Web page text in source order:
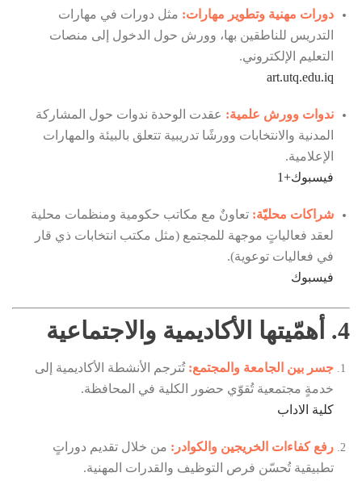
دورات مهنية وتطوير مهارات: مثل دورات في مهارات
التدريس للناطقين بها، وورش حول الدخول إلى منصات
التعليم الإلكتروني.
art.utq.edu.iq
ندوات وورش علمية: عقدت الوحدة ندوات حول المشاركة
المدنية والانتخابات وورشًا تدريبية تتعلق بالبيئة والمهارات
الإعلامية.
فيسبوك+1
شراكات محليّة: تعاونٌ مع مكاتب حكومية ومنظمات محلية
لعقد فعالياتٍ موجهة للمجتمع (مثل مكتب انتخابات ذي قار
في فعاليات توعوية).
فيسبوك
4. أهمّيتها الأكاديمية والاجتماعية
جسر بين الجامعة والمجتمع: تُترجم الأنشطة الأكاديمية إلى
خدمةٍ مجتمعية تُقوّي حضور الكلية في المحافظة.
كلية الاداب
رفع كفاءات الخريجين والكوادر: من خلال تقديم دوراتٍ
تطبيقية تُحسّن فرص التوظيف والقدرات المهنية.